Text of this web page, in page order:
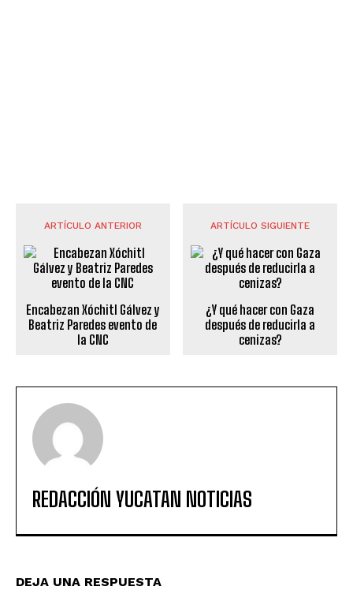
ARTÍCULO ANTERIOR
Encabezan Xóchitl Gálvez y
Beatriz Paredes evento de
la CNC
ARTÍCULO SIGUIENTE
¿Y qué hacer con Gaza
después de reducirla a
cenizas?
REDACCIÓN YUCATAN NOTICIAS
DEJA UNA RESPUESTA